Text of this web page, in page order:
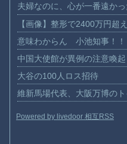
夫婦なのに、心が一番遠かっ
【画像】整形で2400万円超
意味わからん 小池知事！
中国大使館が異例の注意喚
大谷の100人ロス招待
維新馬場代表、大阪万博の
Powered by livedoor 相互RSS